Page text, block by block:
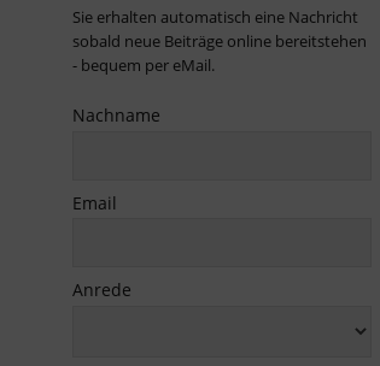
Sie erhalten automatisch eine Nachricht
sobald neue Beiträge online bereitstehen
- bequem per eMail.
Nachname
Email
Anrede